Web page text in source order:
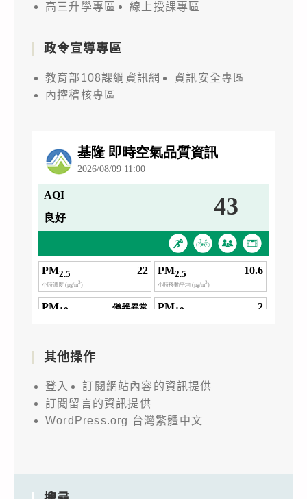
高三升學專區 線上授課專區
政令宣導專區
教育部108課綱資訊網
資訊安全專區
內控稽核專區
其他操作
登入
訂閱網站內容的資訊提供
訂閱留言的資訊提供
WordPress.org 台灣繁體中文